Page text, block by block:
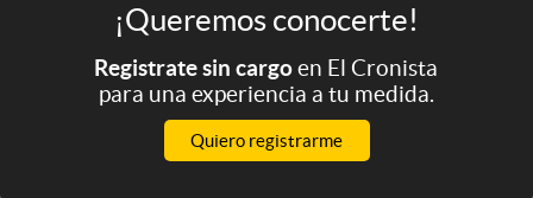
¡Queremos conocerte!
Registrate sin cargoen El Cronista
para una experiencia a tu medida.
Quiero registrarme